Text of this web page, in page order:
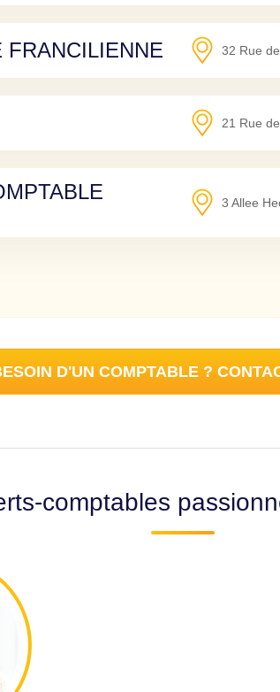
FRANCILIENNE 32 Rue
21 Rue
3 Allee
D'UN COMPTABLE ?
comptables